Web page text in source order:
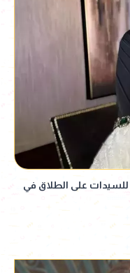
للسيدات على الطلاق في